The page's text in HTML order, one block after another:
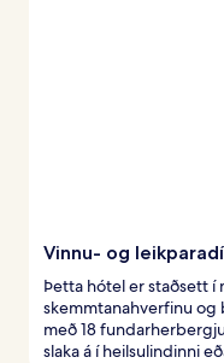
Vinnu- og
Þetta hótel er staðsett
skemmtanahverfinu og
með 18
slaka á í heilsulindinni